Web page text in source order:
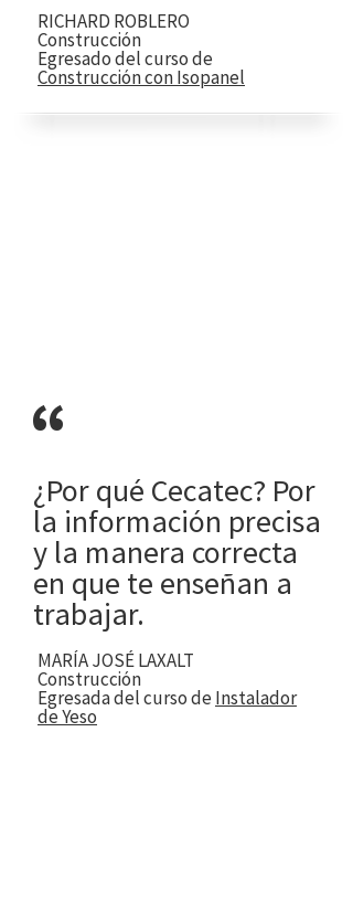
RICHARD ROBLERO
Construcción
Egresado del curso de
Construcción con Isopanel
“
¿Por qué Cecatec? Por
la información precisa
y la manera correcta
en que te enseñan a
trabajar.
MARÍA JOSÉ LAXALT
Construcción
Egresada del curso de Instalador
de Yeso